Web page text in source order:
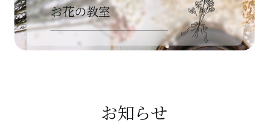
お花の教室
お知らせ